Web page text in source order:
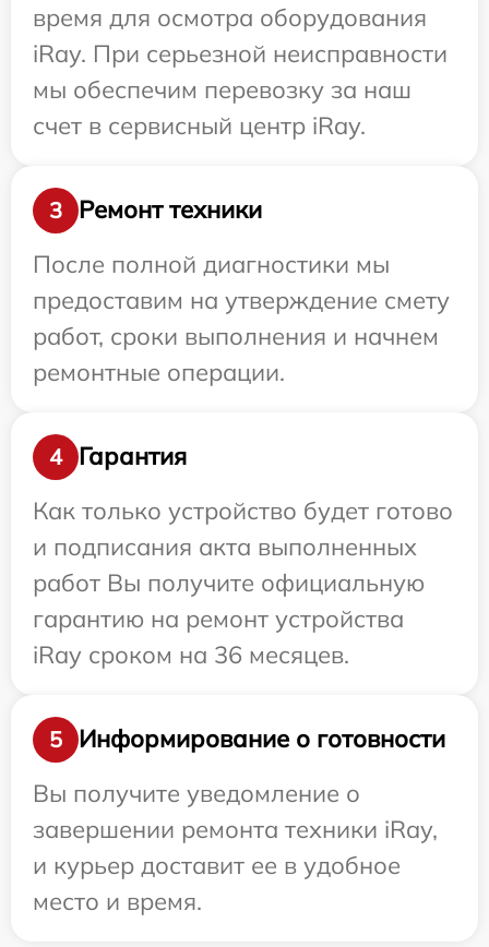
время для осмотра оборудования
iRay. При серьезной неисправности
мы обеспечим перевозку за наш
счет в сервисный центр iRay.
3
Ремонт техники
После полной диагностики мы
предоставим на утверждение смету
работ, сроки выполнения и начнем
ремонтные операции.
4
Гарантия
Как только устройство будет готово
и подписания акта выполненных
работ Вы получите официальную
гарантию на ремонт устройства
iRay сроком на 36 месяцев.
5
Информирование о готовности
Вы получите уведомление о
завершении ремонта техники iRay,
и курьер доставит ее в удобное
место и время.